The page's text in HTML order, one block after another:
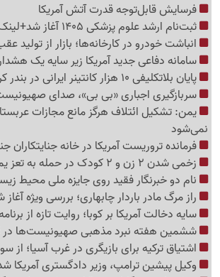
فرسایش قابل‌توجه قدرت آتش آمریکا
ثبت‌نام ارشد علوم پزشکی 1405 آغاز شد+لینک ثبت‌نام
انباشت خودرو در کارخانه‌ها؛ بازار از تولید
سامانه دفاعی جدید آمریکا زیر سایه یک
پایان بلاتکلیفی 10 هزار کانتینر ایرانی در بندر کراچی
سربازگیری اجباری «بی بی»، صدای
یمن: تشکیل ائتلاف هرگز مانع مجازات
نمی‌شود
فرمانده تروریست آمریکا در خانه جنایتکاران
زخمی شدن 2 زن و 2 کودک در حمله به تعز یمن
نام دو خبرنگار فقید روی جایزه ملی محیط
راز مرگ مادر باردار چابهاری؛ بررسی ویژه
سایه دخالت آمریکا بر کوبا؛ روایت تازه از
ششمین هفته نبرد مذهبی صهیونیست‌ها
اشتیاق ترکیه برای بازیگری در غرب آسیا؛ از
وکیل پیشین ترامپ، وزیر دادگستری آمریکا